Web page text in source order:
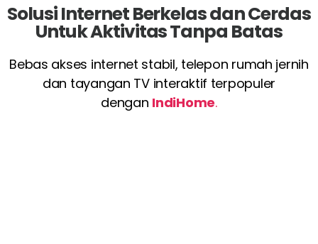
Solusi Internet Berkelas dan Cerdas
Untuk Aktivitas Tanpa Batas
Bebas akses internet stabil, telepon rumah jernih
dan tayangan TV interaktif terpopuler
dengan IndiHome.